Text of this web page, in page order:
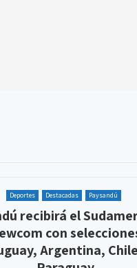
Deportes Destacadas Paysandú
recibirá el
con
Argentina,